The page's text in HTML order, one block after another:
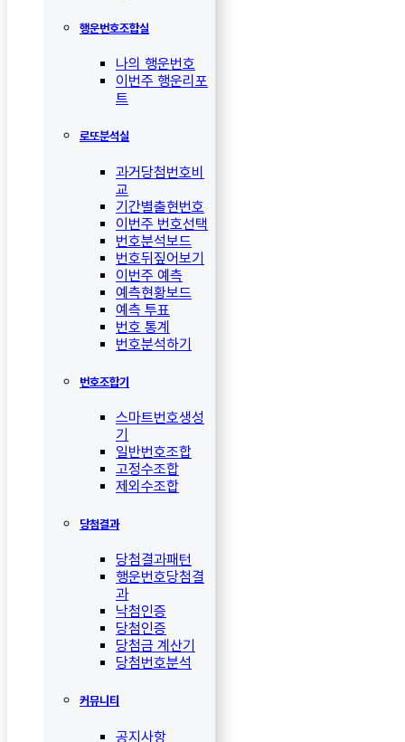
행운번호조합실
나의 행운번호
이번주 행운리포
트
로또분석실
과거당첨번호비
교
기간별출현번호
이번주 번호선택
번호분석보드
번호뒤짚어보기
이번주 예측
예측현황보드
예측 투표
번호 통계
번호분석하기
번호조합기
스마트번호생성
기
일반번호조합
고정수조합
제외수조합
당첨결과
당첨결과패턴
행운번호당첨결
과
낙첨인증
당첨인증
당첨금 계산기
당첨번호분석
커뮤니티
공지사항